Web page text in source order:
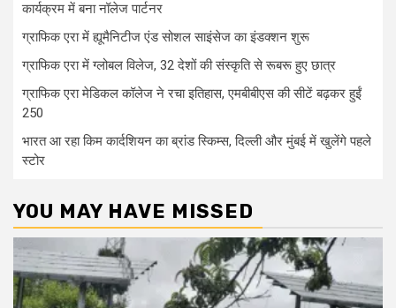
कार्यक्रम में बना नॉलेज पार्टनर
ग्राफिक एरा में ह्यूमैनिटीज एंड सोशल साइंसेज का इंडक्शन शुरू
ग्राफिक एरा में ग्लोबल विलेज, 32 देशों की संस्कृति से रूबरू हुए छात्र
ग्राफिक एरा मेडिकल कॉलेज ने रचा इतिहास, एमबीबीएस की सीटें बढ़कर हुईं
250
भारत आ रहा किम कार्दशियन का ब्रांड स्किम्स, दिल्ली और मुंबई में खुलेंगे पहले
स्टोर
YOU MAY HAVE MISSED